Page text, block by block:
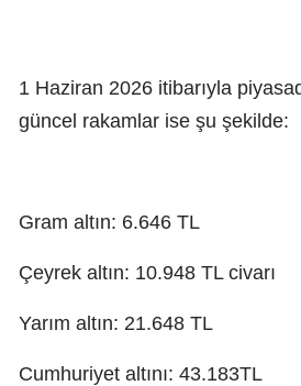
1 Haziran 2026 itibarıyla
güncel rakamlar ise şu şekilde:
Gram altın: 6.646 TL
Çeyrek altın: 10.948 TL civarı
Yarım altın: 21.648 TL
Cumhuriyet altını: 43.183TL